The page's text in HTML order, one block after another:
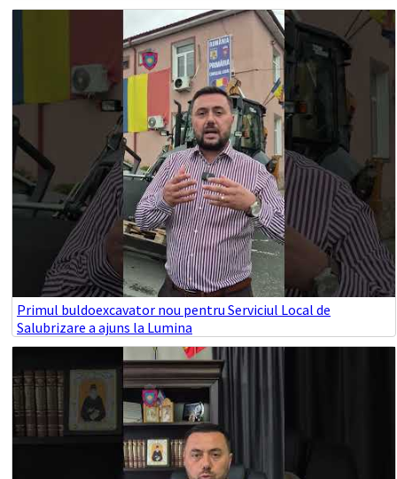
Primul buldoexcavator nou pentru Serviciul Local de
Salubrizare a ajuns la Lumina